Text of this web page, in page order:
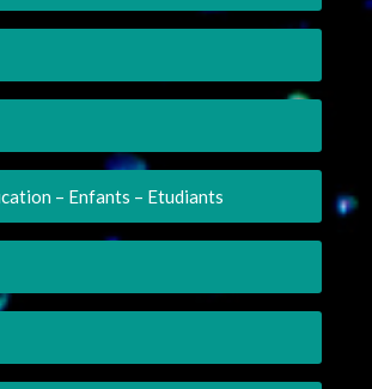
– Enfants – Etudiants